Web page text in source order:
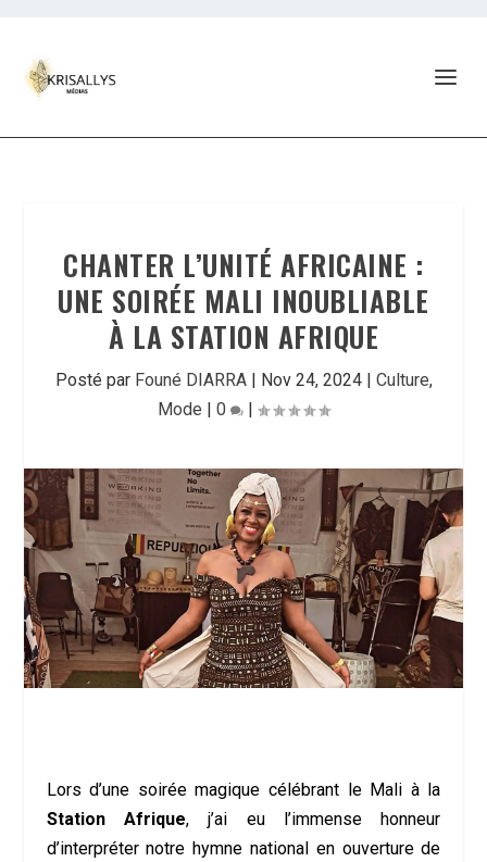
CHANTER L’UNITÉ AFRICAINE :
UNE SOIRÉE MALI INOUBLIABLE
À LA STATION AFRIQUE
Posté par Founé DIARRA| Nov 24, 2024| Culture,
Mode | 0 |
Lors d’une soirée magique célébrant le Mali à la
Station Afrique, j’ai eu l’immense honneur
d’interpréter notre hymne national en ouverture de